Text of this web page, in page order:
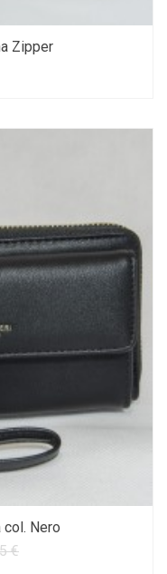
Zipper
Nero
€